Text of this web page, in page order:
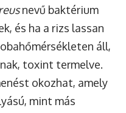
nevű baktérium
és ha a rizs lassan
áll,
toxint termelve.
okozhat, amely
mint más